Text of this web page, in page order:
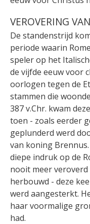
VEROVERING
De standenstrijd
periode waarin
speler op het
de vijfde eeuw voor
oorlogen tegen de
stammen die
387 v.Chr. kwam
toen - zoals eerder
geplunderd werd
van koning
diepe indruk op de
nooit meer veroverd
herbouwd - deze
werd aangesterkt.
haar voormalige
had.